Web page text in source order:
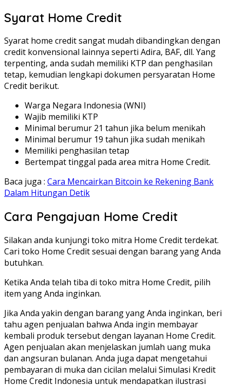
Syarat Home Credit
Syarat home credit sangat mudah dibandingkan dengan
credit konvensional lainnya seperti Adira, BAF, dll. Yang
terpenting, anda sudah memiliki KTP dan penghasilan
tetap, kemudian lengkapi dokumen persyaratan Home
Credit berikut.
Warga Negara Indonesia (WNI)
Wajib memiliki KTP
Minimal berumur 21 tahun jika belum menikah
Minimal berumur 19 tahun jika sudah menikah
Memiliki penghasilan tetap
Bertempat tinggal pada area mitra Home Credit.
Baca juga : Cara Mencairkan Bitcoin ke Rekening Bank
Dalam Hitungan Detik
Cara Pengajuan Home Credit
Silakan anda kunjungi toko mitra Home Credit terdekat.
Cari toko Home Credit sesuai dengan barang yang Anda
butuhkan.
Ketika Anda telah tiba di toko mitra Home Credit, pilih
item yang Anda inginkan.
Jika Anda yakin dengan barang yang Anda inginkan, beri
tahu agen penjualan bahwa Anda ingin membayar
kembali produk tersebut dengan layanan Home Credit.
Agen penjualan akan menjelaskan jumlah uang muka
dan angsuran bulanan. Anda juga dapat mengetahui
pembayaran di muka dan cicilan melalui Simulasi Kredit
Home Credit Indonesia untuk mendapatkan ilustrasi